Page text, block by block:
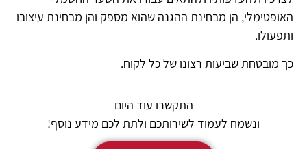
האופטימלי, הן מבחינת ההגנה שהוא מספק והן מבחינת עיצובו
ותפעולו.
כך מובטחת שביעות רצונו של כל לקוח.
התקשרו עוד היום
ונשמח לעמוד לשירותכם ולתת לכם מידע נוסף!